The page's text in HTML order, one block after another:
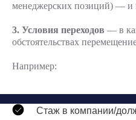
менеджерских позиций) — и
3. Условия переходов — в
обстоятельствах
Например:
Стаж в компании/